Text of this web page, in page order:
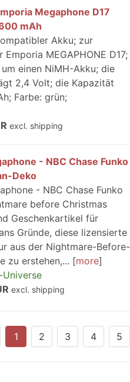
Megaphone D17
mAh
Akku; zur
MEGAPHONE D17;
einen NiMH-Akku; die
2,4 Volt; die Kapazität
Farbe: grün;
excl. shipping
- NBC Chase Funko
Deko
- NBC Chase Funko
before Christmas
Geschenkartikel für
Gründe, diese lizensierte
aus der Nightmare-Before-
zu erstehen,...
more
Universe
excl. shipping
1 2 3 4 5